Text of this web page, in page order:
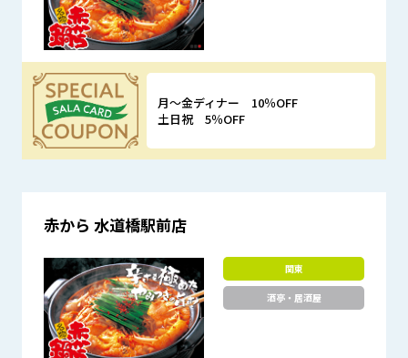
優待特典
月～金ディナー 10％OFF
土日祝 5％OFF
赤から 水道橋駅前店
関東
酒亭・居酒屋